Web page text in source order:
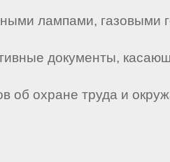
лампами, газовыми
документы,
об охране труда и